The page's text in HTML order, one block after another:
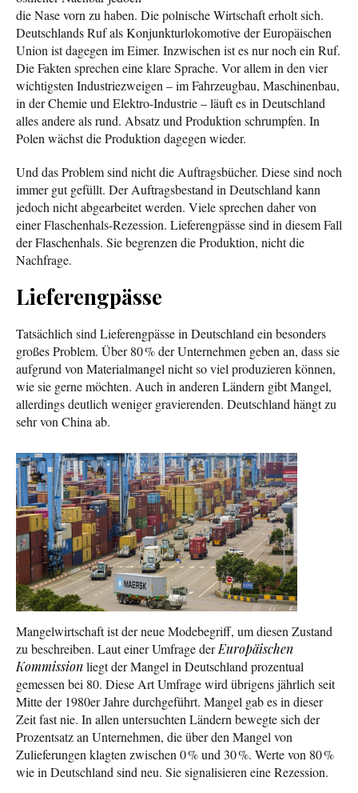
die Nase vorn zu haben. Die polnische Wirtschaft erholt sich.
Deutschlands Ruf als Konjunkturlokomotive der Europäischen
Union ist dagegen im Eimer. Inzwischen ist es nur noch ein Ruf.
Die Fakten sprechen eine klare Sprache. Vor allem in den vier
wichtigsten Industriezweigen – im Fahrzeugbau, Maschinenbau,
in der Chemie und Elektro-Industrie – läuft es in Deutschland
alles andere als rund. Absatz und Produktion schrumpfen. In
Polen wächst die Produktion dagegen wieder.
Und das Problem sind nicht die Auftragsbücher. Diese sind noch
immer gut gefüllt. Der Auftragsbestand in Deutschland kann
jedoch nicht abgearbeitet werden. Viele sprechen daher von
einer Flaschenhals-Rezession. Lieferengpässe sind in diesem Fall
der Flaschenhals. Sie begrenzen die Produktion, nicht die
Nachfrage.
Lieferengpässe
Tatsächlich sind Lieferengpässe in Deutschland ein besonders
großes Problem. Über 80 % der Unternehmen geben an, dass sie
aufgrund von Materialmangel nicht so viel produzieren können,
wie sie gerne möchten. Auch in anderen Ländern gibt Mangel,
allerdings deutlich weniger gravierenden. Deutschland hängt zu
sehr von China ab.
Mangelwirtschaft ist der neue Modebegriff, um diesen Zustand
zu beschreiben. Laut einer Umfrage derEuropäischen
Kommissionliegt der Mangel in Deutschland prozentual
gemessen bei 80. Diese Art Umfrage wird übrigens jährlich seit
Mitte der 1980er Jahre durchgeführt. Mangel gab es in dieser
Zeit fast nie. In allen untersuchten Ländern bewegte sich der
Prozentsatz an Unternehmen, die über den Mangel von
Zulieferungen klagten zwischen 0 % und 30 %. Werte von 80 %
wie in Deutschland sind neu. Sie signalisieren eine Rezession.